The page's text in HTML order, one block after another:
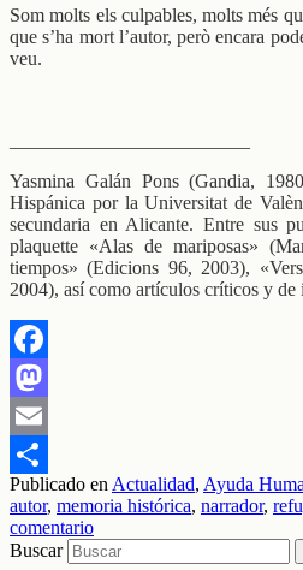
Som molts els culpables, molts més
que s’ha mort l’autor, però encara
veu.
Yasmina Galán Pons (Gandia,
Hispánica por la Universitat de
secundaria en Alicante. Entre sus
plaquette «Alas de mariposas»
tiempos» (Edicions 96, 2003),
2004), así como artículos críticos y de
Facebook
Mastodon
Email
Compartir
Publicado en Actualidad, Ayuda
autor, memoria histórica, narrador,
comentario
Buscar